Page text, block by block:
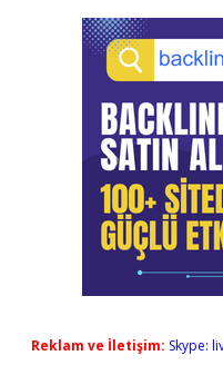
Reklam ve İletişim: Skype: